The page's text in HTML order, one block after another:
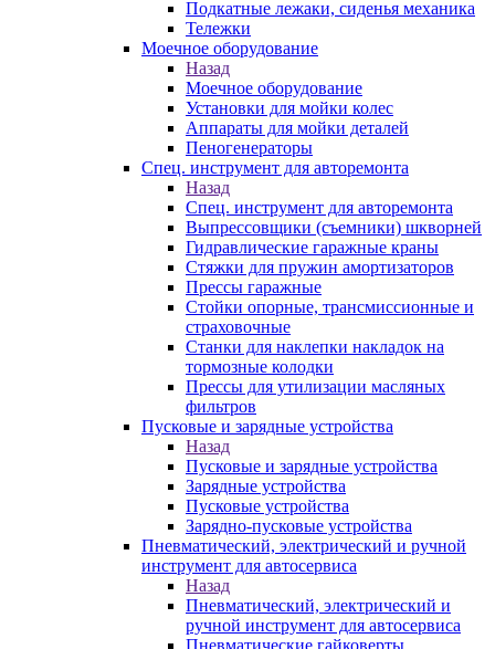
Подкатные лежаки, сиденья механика
Тележки
Моечное оборудование
Назад
Моечное оборудование
Установки для мойки колес
Аппараты для мойки деталей
Пеногенераторы
Спец. инструмент для авторемонта
Назад
Спец. инструмент для авторемонта
Выпрессовщики (съемники) шкворней
Гидравлические гаражные краны
Стяжки для пружин амортизаторов
Прессы гаражные
Стойки опорные, трансмиссионные и
страховочные
Станки для наклепки накладок на
тормозные колодки
Прессы для утилизации масляных
фильтров
Пусковые и зарядные устройства
Назад
Пусковые и зарядные устройства
Зарядные устройства
Пусковые устройства
Зарядно-пусковые устройства
Пневматический, электрический и ручной
инструмент для автосервиса
Назад
Пневматический, электрический и
ручной инструмент для автосервиса
Пневматические гайковерты